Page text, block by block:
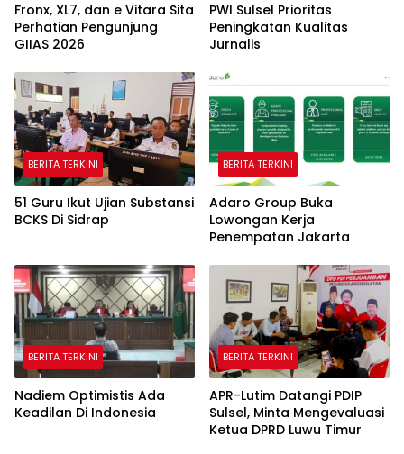
Fronx, XL7, dan e Vitara Sita
Perhatian Pengunjung
GIIAS 2026
PWI Sulsel Prioritas
Peningkatan Kualitas
Jurnalis
BERITA TERKINI
51 Guru Ikut Ujian Substansi
BCKS Di Sidrap
BERITA TERKINI
Adaro Group Buka
Lowongan Kerja
Penempatan Jakarta
BERITA TERKINI
Nadiem Optimistis Ada
Keadilan Di Indonesia
BERITA TERKINI
APR-Lutim Datangi PDIP
Sulsel, Minta Mengevaluasi
Ketua DPRD Luwu Timur